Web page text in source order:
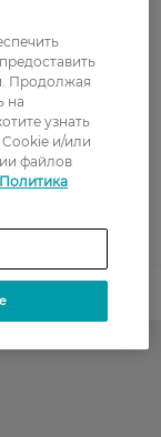
Продолжая
на
узнать
и/или
файлов
Политика